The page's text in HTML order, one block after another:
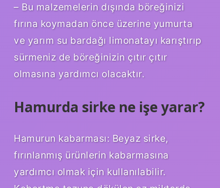
– Bu malzemelerin dışında böreğinizi
fırına koymadan önce üzerine yumurta
ve yarım su bardağı limonatayı karıştırıp
sürmeniz de böreğinizin çıtır çıtır
olmasına yardımcı olacaktır.
Hamurda sirke ne işe yarar?
Hamurun kabarması: Beyaz sirke,
fırınlanmış ürünlerin kabarmasına
yardımcı olmak için kullanılabilir.